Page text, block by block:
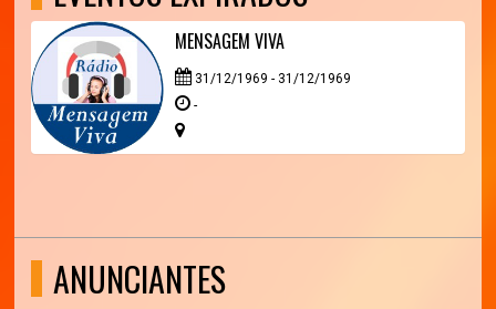
MENSAGEM VIVA
31/12/1969 - 31/12/1969
-
ANUNCIANTES